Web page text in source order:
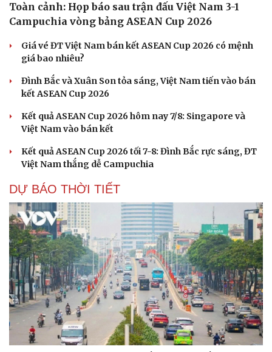
Toàn cảnh: Họp báo sau trận đấu Việt Nam 3-1
Campuchia vòng bảng ASEAN Cup 2026
Giá vé ĐT Việt Nam bán kết ASEAN Cup 2026 có mệnh
giá bao nhiêu?
Đình Bắc và Xuân Son tỏa sáng, Việt Nam tiến vào bán
kết ASEAN Cup 2026
Kết quả ASEAN Cup 2026 hôm nay 7/8: Singapore và
Việt Nam vào bán kết
Kết quả ASEAN Cup 2026 tối 7-8: Đình Bắc rực sáng, ĐT
Việt Nam thắng dễ Campuchia
DỰ BÁO THỜI TIẾT